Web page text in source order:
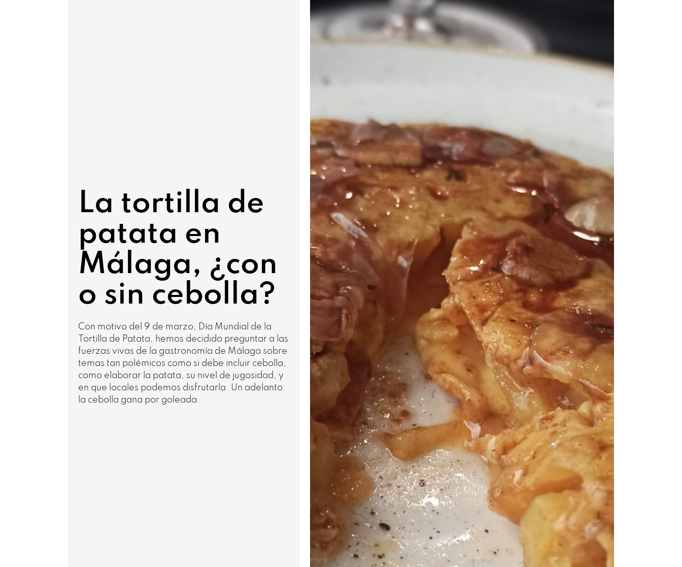
La tortilla de
patata en
Málaga, ¿con
o sin cebolla?
Con motivo del 9 de marzo, Día Mundial de la
Tortilla de Patata, hemos decidido preguntar a las
fuerzas vivas de la gastronomía de Málaga sobre
temas tan polémicos como si debe incluir cebolla,
como elaborar la patata, su nivel de jugosidad, y
en que locales podemos disfrutarla. Un adelanto:
la cebolla gana por goleada.